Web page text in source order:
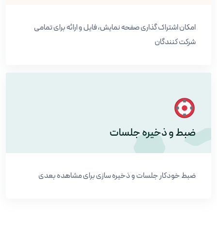
امکان اشتراک گذاری صفحه نمایش، فایل و ارائه برای تمامی
شرکت کنندگان
ضبط و ذخیره جلسات
ضبط خودکار جلسات و ذخیره سازی برای مشاهده بعدی